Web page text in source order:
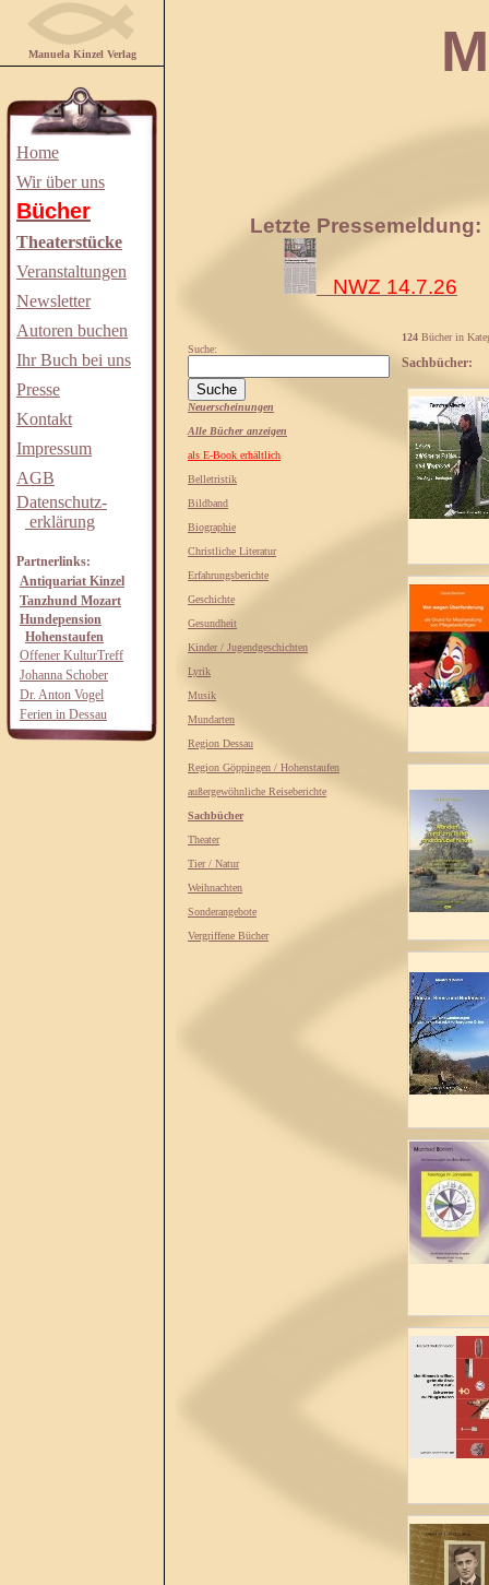
Manuela Kinzel Verlag
Home
Wir über uns
Bücher
Theaterstücke
Veranstaltungen
Newsletter
Autoren buchen
Ihr Buch bei uns
Presse
Kontakt
Impressum
AGB
Datenschutz-
erklärung
Partnerlinks:
Antiquariat Kinzel
Tanzhund Mozart
Hundepension
Hohenstaufen
Offener KulturTreff
Johanna Schober
Dr. Anton Vogel
Ferien in Dessau
Letzte Pressemeldung:
NWZ 14.7.26
Suche:
Neuerscheinungen
Alle Bücher anzeigen
als E-Book erhältlich
Belletristik
Bildband
Biographie
Christliche Literatur
Erfahrungsberichte
Geschichte
Gesundheit
Kinder / Jugendgeschichten
Lyrik
Musik
Mundarten
Region Dessau
Region Göppingen / Hohenstaufen
außergewöhnliche Reiseberichte
Sachbücher
Theater
Tier / Natur
Weihnachten
Sonderangebote
Vergriffene Bücher
124 Bücher in
Sachbücher: